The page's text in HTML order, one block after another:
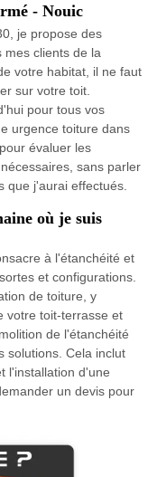
- Nouic
je propose des
clients de la
votre habitat, il ne faut
sur votre toit.
pour tous vos
urgence toiture dans
évaluer les
sans parler
que j'aurai effectués.
où je suis
à l'étanchéité et
et configurations.
de toiture, y
votre toit-terrasse et
de l'étanchéité
solutions. Cela inclut
l'installation d'une
un devis pour